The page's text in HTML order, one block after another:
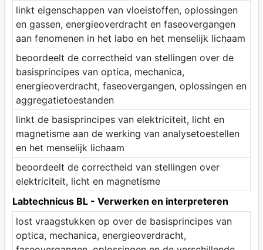
linkt eigenschappen van vloeistoffen, oplossingen
en gassen, energieoverdracht en faseovergangen
aan fenomenen in het labo en het menselijk lichaam
beoordeelt de correctheid van stellingen over de
basisprincipes van optica, mechanica,
energieoverdracht, faseovergangen, oplossingen en
aggregatietoestanden
linkt de basisprincipes van elektriciteit, licht en
magnetisme aan de werking van analysetoestellen
en het menselijk lichaam
beoordeelt de correctheid van stellingen over
elektriciteit, licht en magnetisme
Labtechnicus BL - Verwerken en interpreteren
lost vraagstukken op over de basisprincipes van
optica, mechanica, energieoverdracht,